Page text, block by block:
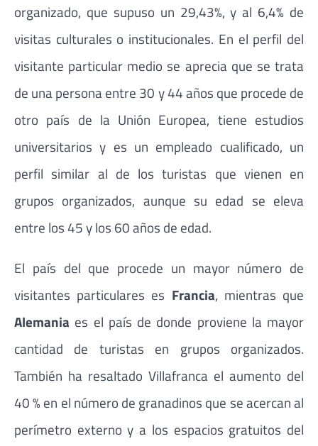
organizado, que supuso un 29,43%, y al 6,4% de
visitas culturales o institucionales. En el perfil del
visitante particular medio se aprecia que se trata
de una persona entre 30 y 44 años que procede de
otro país de la Unión Europea, tiene estudios
universitarios y es un empleado cualificado, un
perfil similar al de los turistas que vienen en
grupos organizados, aunque su edad se eleva
entre los 45 y los 60 años de edad.
El país del que procede un mayor número de
visitantes particulares es Francia, mientras que
Alemania es el país de donde proviene la mayor
cantidad de turistas en grupos organizados.
También ha resaltado Villafranca el aumento del
40 % en el número de granadinos que se acercan al
perímetro externo y a los espacios gratuitos del